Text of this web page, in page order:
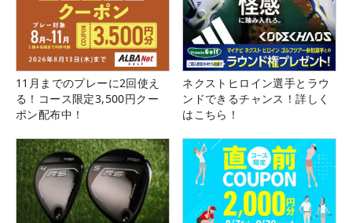
11月までのプレーに2回使え
る！コース限定3,500円クー
ポン配布中！
ネクストヒロイン選手とラウ
ンドできるチャンス！詳しく
はこちら！